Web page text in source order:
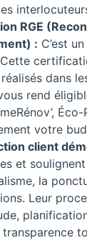
RGE
: C’est
dans
rend
votre
client
et
la
Leur